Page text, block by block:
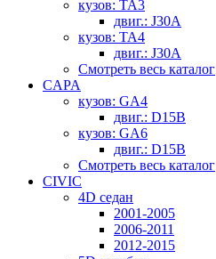
кузов: TA3
двиг.: J30A
кузов: TA4
двиг.: J30A
Смотреть весь каталог
CAPA
кузов: GA4
двиг.: D15B
кузов: GA6
двиг.: D15B
Смотреть весь каталог
CIVIC
4D седан
2001-2005
2006-2011
2012-2015